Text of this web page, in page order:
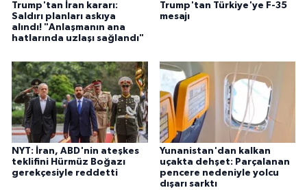
Trump'tan İran kararı:
Saldırı planları askıya
alındı! "Anlaşmanın ana
hatlarında uzlaşı sağlandı"
Trump'tan Türkiye'ye F-35
mesajı
NYT: İran, ABD'nin ateşkes
teklifini Hürmüz Boğazı
gerekçesiyle reddetti
Yunanistan'dan kalkan
uçakta dehşet: Parçalanan
pencere nedeniyle yolcu
dışarı sarktı